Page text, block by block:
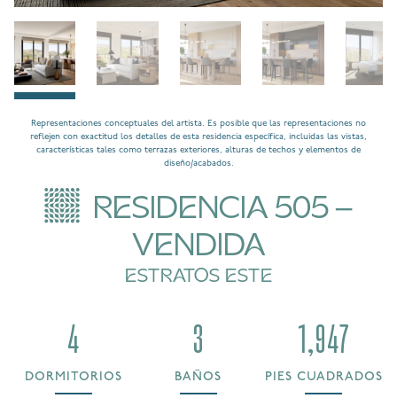
Representaciones conceptuales del artista. Es posible que las representaciones no
reflejen con exactitud los detalles de esta residencia específica, incluidas las vistas,
características tales como terrazas exteriores, alturas de techos y elementos de
diseño/acabados.
RESIDENCIA 505 -
VENDIDA
ESTRATOS ESTE
4
DORMITORIOS
3
BAÑOS
1,947
PIES CUADRADOS